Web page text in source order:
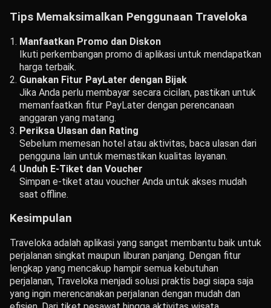
Tips Memaksimalkan Penggunaan Traveloka
Manfaatkan Promo dan Diskon
Ikuti perkembangan promo di aplikasi untuk mendapatkan
harga terbaik.
Gunakan Fitur PayLater dengan Bijak
Jika Anda perlu membayar secara cicilan, pastikan untuk
memanfaatkan fitur PayLater dengan perencanaan
anggaran yang matang.
Periksa Ulasan dan Rating
Sebelum memesan hotel atau aktivitas, baca ulasan dari
pengguna lain untuk memastikan kualitas layanan.
Unduh E-Tiket dan Voucher
Simpan e-tiket atau voucher Anda untuk akses mudah
saat offline.
Kesimpulan
Traveloka adalah aplikasi yang sangat membantu baik untuk
perjalanan singkat maupun liburan panjang. Dengan fitur
lengkap yang mencakup hampir semua kebutuhan
perjalanan, Traveloka menjadi solusi praktis bagi siapa saja
yang ingin merencanakan perjalanan dengan mudah dan